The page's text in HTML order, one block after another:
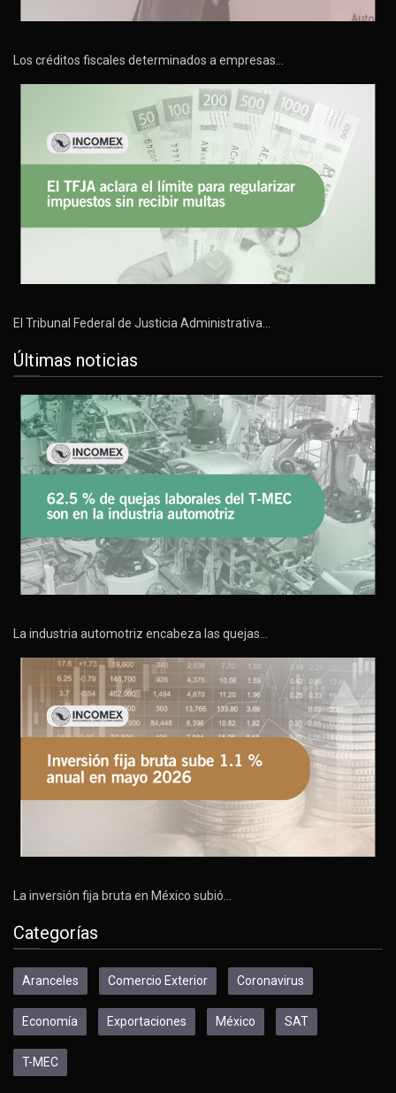
Los créditos fiscales determinados a empresas…
El Tribunal Federal de Justicia Administrativa…
Últimas noticias
La industria automotriz encabeza las quejas…
La inversión fija bruta en México subió…
Categorías
Aranceles Comercio Exterior Coronavirus
Economía Exportaciones México SAT
T-MEC